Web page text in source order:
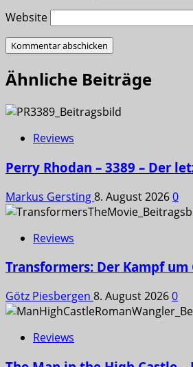
Website
Ähnliche Beiträge
Reviews
Perry Rhodan – 3389 – Der
Markus Gersting8. August 20260
Reviews
Transformers: Der Kampf
Götz Piesbergen 8. August 20260
Reviews